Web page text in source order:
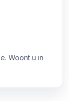
Woont u in